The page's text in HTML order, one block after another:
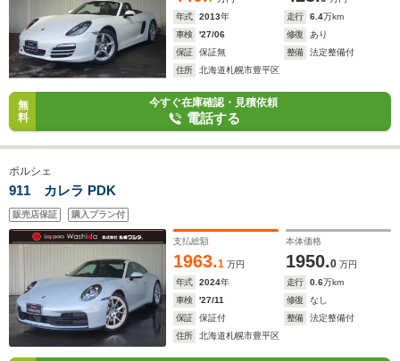
年式
2013年 走行 6.4万km
車検
'27/06 修復
あり
保証
保証無 整備
法定整備付
住所
北海道札幌市豊平区
無
料
今すぐ在庫確認・見積依頼
電話する
ポルシェ
911 カレラ PDK
販売店保証 購入プラン付
支払総額
1963.1 万円
本体価格
1950.0 万円
年式
2024年 走行 0.6万km
車検
'27/11 修復
なし
保証
保証付 整備
法定整備付
住所
北海道札幌市豊平区